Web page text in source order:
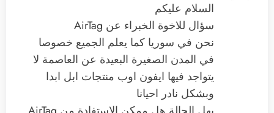
السلام عليكم
سؤال للاخوة الخبراء عن AirTag
نحن في سوريا كما يعلم الجميع خصوصا
في المدن الصغيرة البعيدة عن العاصمة لا
يتواجد فيها ايفون اوب منتجات ابل ابدا
وبشكل نادر احيانا